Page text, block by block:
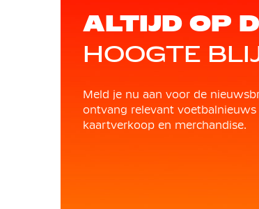
ALTIJD OP
HOOGTE
Meld je nu aan voor de
ontvang relevant voetbalnieuws
kaartverkoop en merchandise.